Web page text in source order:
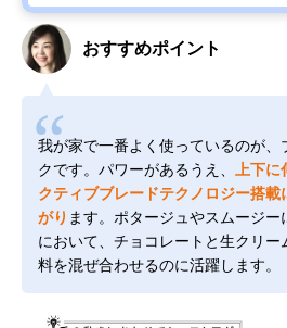
おすすめポイント
我が家で一番よく使っているのが、
クです。パワーがあるうえ、
上下
クティブブレードテクノロジー搭載
がり ます。ポタージュやスムージー
において、チョコレートと生クリ
料を混ぜ合わせるのに活躍します。